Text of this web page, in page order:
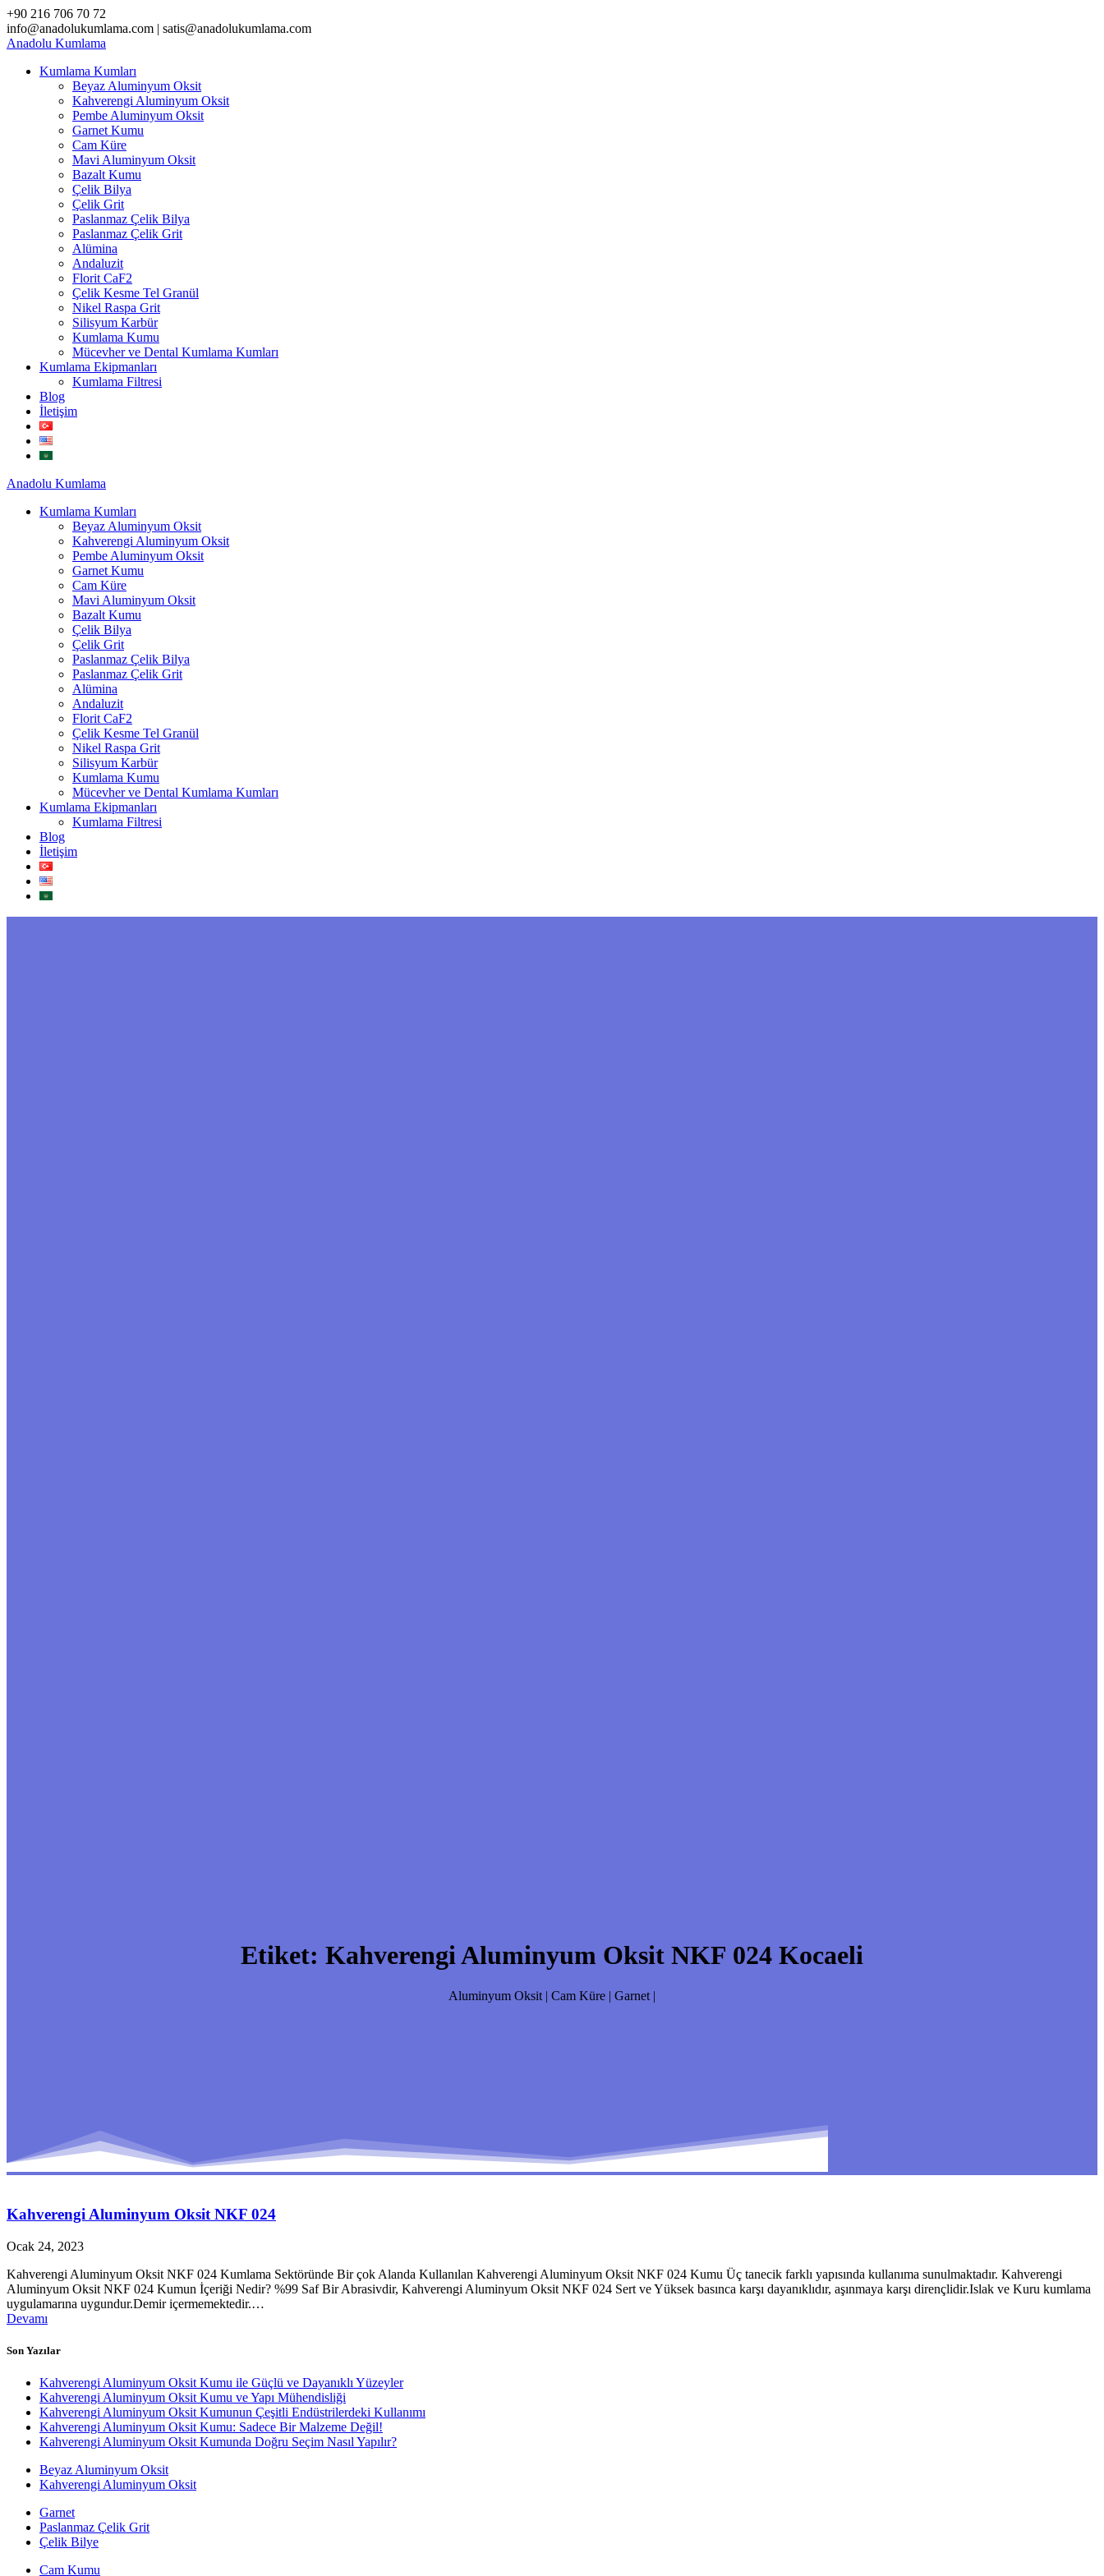
Skip
to
content
+90 216 706 70 72
info@anadolukumlama.com | satis@anadolukumlama.com
Anadolu Kumlama
Kumlama Kumları
Beyaz Aluminyum Oksit
Kahverengi Aluminyum Oksit
Pembe Aluminyum Oksit
Garnet Kumu
Cam Küre
Mavi Aluminyum Oksit
Bazalt Kumu
Çelik Bilya
Çelik Grit
Paslanmaz Çelik Bilya
Paslanmaz Çelik Grit
Alümina
Andaluzit
Florit CaF2
Çelik Kesme Tel Granül
Nikel Raspa Grit
Silisyum Karbür
Kumlama Kumu
Mücevher ve Dental Kumlama Kumları
Kumlama Ekipmanları
Kumlama Filtresi
Blog
İletişim
Anadolu Kumlama
Kumlama Kumları
Beyaz Aluminyum Oksit
Kahverengi Aluminyum Oksit
Pembe Aluminyum Oksit
Garnet Kumu
Cam Küre
Mavi Aluminyum Oksit
Bazalt Kumu
Çelik Bilya
Çelik Grit
Paslanmaz Çelik Bilya
Paslanmaz Çelik Grit
Alümina
Andaluzit
Florit CaF2
Çelik Kesme Tel Granül
Nikel Raspa Grit
Silisyum Karbür
Kumlama Kumu
Mücevher ve Dental Kumlama Kumları
Kumlama Ekipmanları
Kumlama Filtresi
Blog
İletişim
Etiket: Kahverengi Aluminyum Oksit NKF 024 Kocaeli
Aluminyum Oksit | Cam Küre | Garnet |
Kahverengi Aluminyum Oksit NKF 024
Ocak 24, 2023
Kahverengi Aluminyum Oksit NKF 024 Kumlama Sektöründe Bir çok Alanda Kullanılan Kahverengi Aluminyum Oksit NKF 024 Kumu Üç tanecik farklı yapısında kullanıma sunulmaktadır. Kahverengi
Aluminyum Oksit NKF 024 Kumun İçeriği Nedir? %99 Saf Bir Abrasivdir, Kahverengi Aluminyum Oksit NKF 024 Sert ve Yüksek basınca karşı dayanıklıdır, aşınmaya karşı dirençlidir.Islak ve Kuru kumlama
uygulamarına uygundur.Demir içermemektedir.…
Devamı
Son Yazılar
Kahverengi Aluminyum Oksit Kumu ile Güçlü ve Dayanıklı Yüzeyler
Kahverengi Aluminyum Oksit Kumu ve Yapı Mühendisliği
Kahverengi Aluminyum Oksit Kumunun Çeşitli Endüstrilerdeki Kullanımı
Kahverengi Aluminyum Oksit Kumu: Sadece Bir Malzeme Değil!
Kahverengi Aluminyum Oksit Kumunda Doğru Seçim Nasıl Yapılır?
Beyaz Aluminyum Oksit
Kahverengi Aluminyum Oksit
Garnet
Paslanmaz Çelik Grit
Çelik Bilye
Cam Kumu